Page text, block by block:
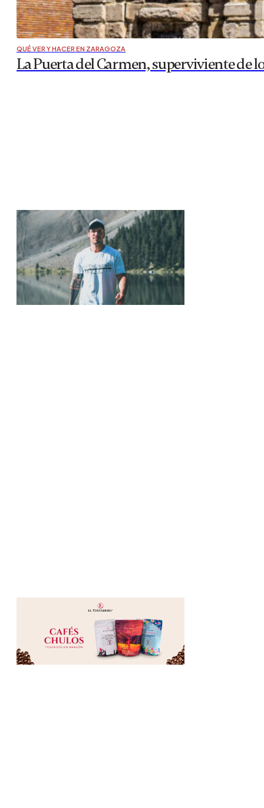
QUÉ VER Y HACER EN ZARAGOZA
La Puerta del Carmen, superviviente de